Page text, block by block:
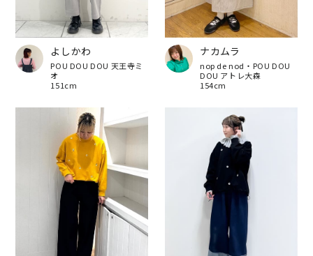
よしかわ
POU DOU DOU 天王寺ミ
オ
151cm
ナカムラ
nop de nod・POU DOU
DOU アトレ大森
154cm